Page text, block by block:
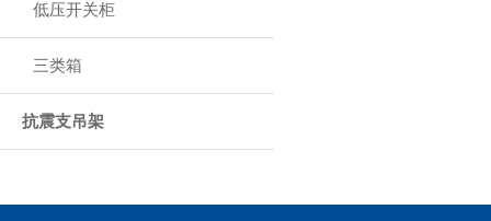
低压开关柜
三类箱
抗震支吊架